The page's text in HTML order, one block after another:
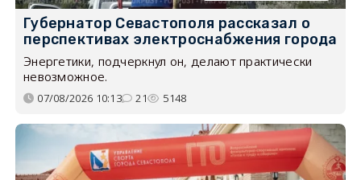
Губернатор Севастополя рассказал о
перспективах электроснабжения города
Энергетики, подчеркнул он, делают практически
невозможное.
07/08/2026 10:13 21 5148